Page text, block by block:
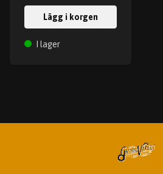
Lägg i korgen
I lager